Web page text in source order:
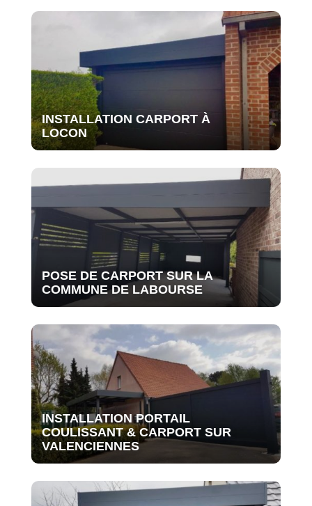
INSTALLATION CARPORT À
LOCON
POSE DE CARPORT SUR LA
COMMUNE DE LABOURSE
INSTALLATION PORTAIL
COULISSANT & CARPORT SUR
VALENCIENNES